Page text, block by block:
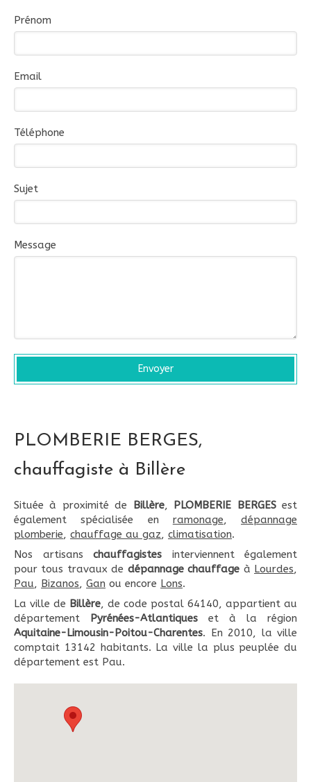
Prénom
Email
Téléphone
Sujet
Message
Envoyer
PLOMBERIE BERGES,
chauffagiste à Billère
Située à proximité de Billère, PLOMBERIE BERGESest
également spécialisée en ramonage, dépannage
plomberie, chauffage au gaz, climatisation.
Nos artisans chauffagistes interviennent également
pour tous travaux de dépannage chauffage à Lourdes,
Pau, Bizanos, Gan ou encore Lons.
La ville de Billère, de code postal 64140, appartient au
département Pyrénées-Atlantiques et à la région
Aquitaine-Limousin-Poitou-Charentes. En 2010, la ville
comptait 13142 habitants. La ville la plus peuplée du
département est Pau.